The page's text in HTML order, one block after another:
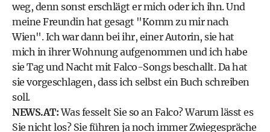
weg, denn sonst erschlägt er mich oder ich ihn. Und
meine Freundin hat gesagt "Komm zu mir nach
Wien". Ich war dann bei ihr, einer Autorin, sie hat
mich in ihrer Wohnung aufgenommen und ich habe
sie Tag und Nacht mit Falco-Songs beschallt. Da hat
sie vorgeschlagen, dass ich selbst ein Buch schreiben
soll.
NEWS.AT:Was fesselt Sie so an Falco? Warum lässt es
Sie nicht los? Sie führen ja noch immer Zwiegespräche